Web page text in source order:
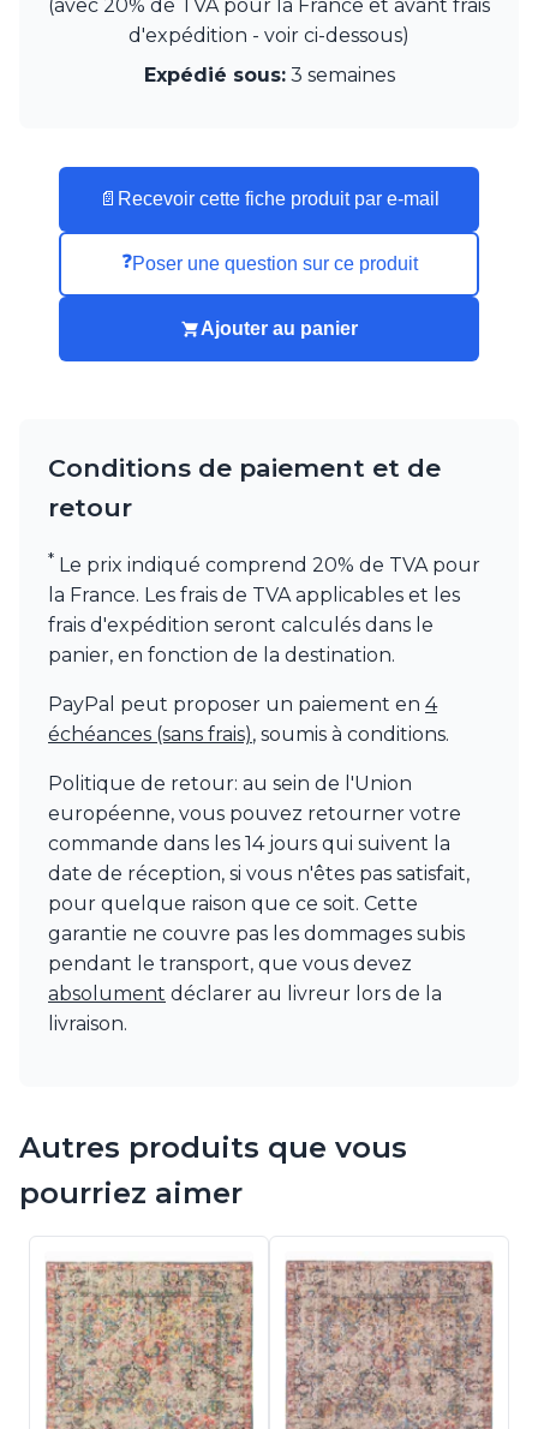
Watsberg
(avec 20% de TVA pour la France et avant frais
d'expédition - voir ci-dessous)
Expédié sous:3 semaines
📄 Recevoir cette fiche produit par e-mail
❓Poser une question sur ce produit
Ajouter au panier
Conditions de paiement et de
retour
* Le prix indiqué comprend 20% de TVA pour
la France. Les frais de TVA applicables et les
frais d'expédition seront calculés dans le
panier, en fonction de la destination.
PayPal peut proposer un paiement en 4
échéances (sans frais), soumis à conditions.
Politique de retour: au sein de l'Union
européenne, vous pouvez retourner votre
commande dans les 14 jours qui suivent la
date de réception, si vous n'êtes pas satisfait,
pour quelque raison que ce soit. Cette
garantie ne couvre pas les dommages subis
pendant le transport, que vous devez
absolument déclarer au livreur lors de la
livraison.
Autres produits que vous
pourriez aimer